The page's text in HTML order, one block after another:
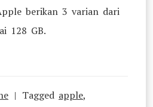
berikan 3 varian dari
128 GB.
Tagged apple,